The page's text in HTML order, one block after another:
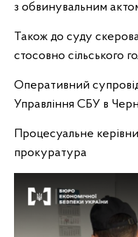
з обвинувальним
Також до суду
стосовно сільського
Оперативний
Управління СБУ в
Процесуальне
прокуратура